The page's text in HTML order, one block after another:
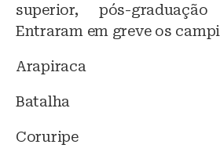
superior, pós-
Entraram em greve os
Arapiraca
Batalha
Coruripe